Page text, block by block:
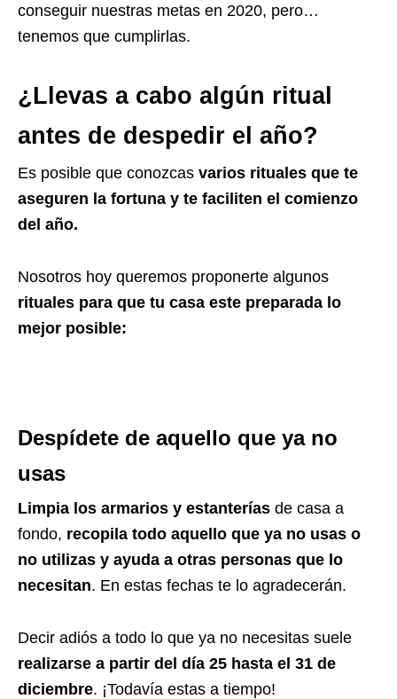
conseguir nuestras metas en 2020, pero…
tenemos que cumplirlas.
¿Llevas a cabo algún ritual
antes de despedir el año?
Es posible que conozcas varios rituales que te
aseguren la fortuna y te faciliten el comienzo
del año.
Nosotros hoy queremos proponerte algunos
rituales para que tu casa este preparada lo
mejor posible:
Despídete de aquello que ya no
usas
Limpia los armarios y estanterías de casa a
fondo, recopila todo aquello que ya no usas o
no utilizas y ayuda a otras personas que lo
necesitan. En estas fechas te lo agradecerán.
Decir adiós a todo lo que ya no necesitas suele
realizarse a partir del día 25 hasta el 31 de
diciembre. ¡Todavía estas a tiempo!